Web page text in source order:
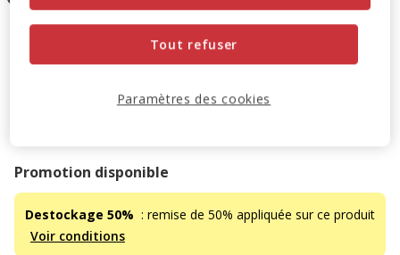
Promotion disponible
Destockage 50% : remise de 50% appliquée sur ce produit
Voir conditions
Prix antérieur 9.34€, Vous économisez 50%, Prix final
4.67€
Temporairement en rupture de stock
Tout refuser
Paramètres des cookies